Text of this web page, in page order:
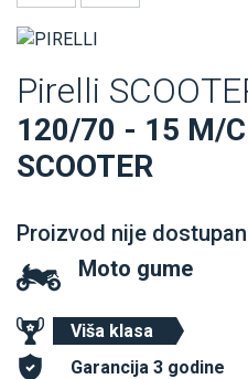
Pirelli
120/70 - 15 M/
SCOOTER
Proizvod nije dostupan
Moto gume
Viša klasa
Garancija 3 godine